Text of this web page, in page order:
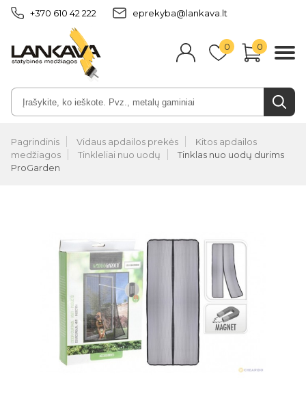
+370 610 42 222 eprekyba@lankava.lt
0 0
Pagrindinis Vidaus apdailos prekės
Kitos apdailos
medžiagos
Tinkleliai nuo uodų
Tinklas nuo uodų durims
ProGarden